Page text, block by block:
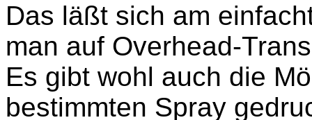
Das läßt sich am
man auf Overhead-
Es gibt wohl auch die
bestimmten Spray